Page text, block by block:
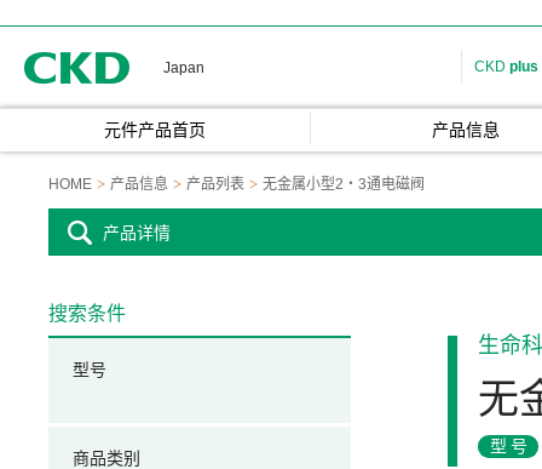
Japan CKD plus
元件产品首页 产品信息
HOME 产品信息 产品列表 无金属小型2・3通电磁阀
产品详情
生命
无
型号
搜索条件
型号
商品类别